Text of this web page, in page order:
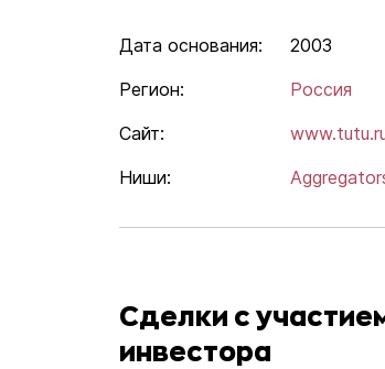
Дата основания:
2003
Регион:
Россия
Сайт:
Ниши:
Сделки с
инвестора